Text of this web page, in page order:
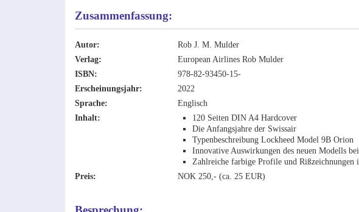
Zusammenfassung:
Autor:
Rob J. M. Mulder
Verlag:
European Airlines Rob Mulder
ISBN:
978-82-93450-15-
Erscheinungsjahr:
2022
Sprache:
Englisch
Inhalt:
120 Seiten DIN A4 Hardcover
Die Anfangsjahre der Swissair
Typenbeschreibung Lockheed Model 9B Orion
Innovative Auswirkungen des neuen Modells
Zahlreiche farbige Profile und Rißzeichnungen
Preis:
NOK 250,- (ca. 25 EUR)